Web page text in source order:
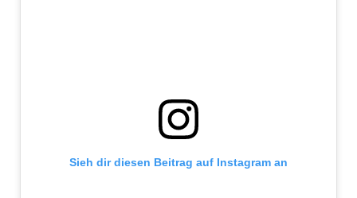
Sieh dir diesen Beitrag auf Instagram an